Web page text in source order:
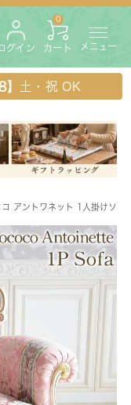
グイン カート
0
メニュー
土・祝 OK
コ アントワネット 1人掛けソ